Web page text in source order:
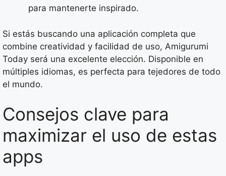
para mantenerte inspirado.
Si estás buscando una aplicación completa que
combine creatividad y facilidad de uso, Amigurumi
Today será una excelente elección. Disponible en
múltiples idiomas, es perfecta para tejedores de todo
el mundo.
Consejos clave para
maximizar el uso de estas
apps